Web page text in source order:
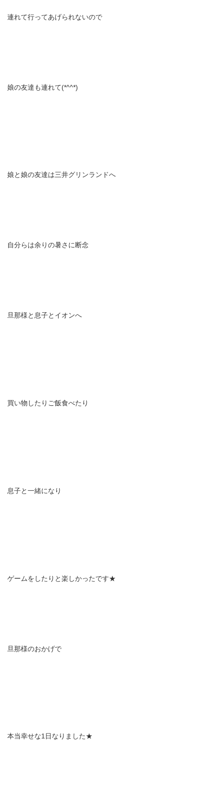
連れて行ってあげられないので
娘の友達も連れて(*^^*)
娘と娘の友達は三井グリンランドへ
自分らは余りの暑さに断念
旦那様と息子とイオンへ
買い物したりご飯食べたり
息子と一緒になり
ゲームをしたりと楽しかったです★
旦那様のおかげで
本当幸せな1日なりました★